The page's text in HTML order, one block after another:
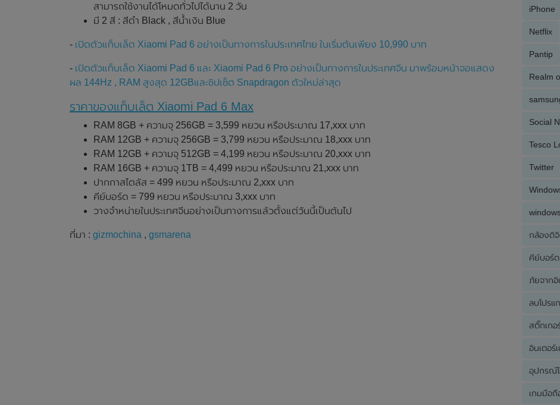
สามารถใช้งานได้โหมดทั่วไปได้นาน 2 วัน
มี 2 สี : สีดำ Black , สีน้ำเงิน Blue
- เปิดตัวแท็บเล็ต Xiaomi Pad 6 อย่างเป็นทางการในประเทศไทย ในเริ่มต้นเพียง 10,990 บาท
- เปิดตัวแท็บเล็ต Xiaomi Pad 6 และ Xiaomi Pad 6 Pro อย่างเป็นทางการในประเทศจีน มาพร้อมหน้าจอแสดง
ผล 144Hz , RAM สูงสุด 12GBและชิปเซ็ต Snapdragon ตัวใหม่ล่าสุด
ราคาของแท็บเล็ต Xiaomi Pad 6 Max
RAM 8GB + ความจุ 256GB = 3,599 หยวน หรือประมาณ 17,xxx บาท
RAM 12GB + ความจุ 256GB = 3,799 หยวน หรือประมาณ 18,xxx บาท
RAM 12GB + ความจุ 512GB = 4,199 หยวน หรือประมาณ 20,xxx บาท
RAM 16GB + ความจุ 1TB = 4,499 หยวน หรือประมาณ 21,xxx บาท
ปากกาสไตลัส = 499 หยวน หรือประมาณ 2,xxx บาท
คีย์บอร์ด = 799 หยวน หรือประมาณ 3,xxx บาท
วางจำหน่ายในประเทศจีนอย่างเป็นทางการแล้วตั้งแต่วันนี้เป็นต้นไป
ที่มา : gizmochina , gsmarena
iPhone
Netflix
Pantip
Realm
Social
Tesco
Twitter
กล้องดิ
คีย์บอร์ด
ภัยจากอิ
ลบโปรแ
สติ๊กเกอ
อินเตอร์
อุปกรณ์
เกมมือถื